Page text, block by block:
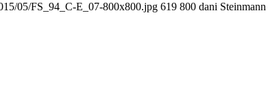
05/FS_94_C-E_07-800x800.jpg 619 800 dani Steinmann